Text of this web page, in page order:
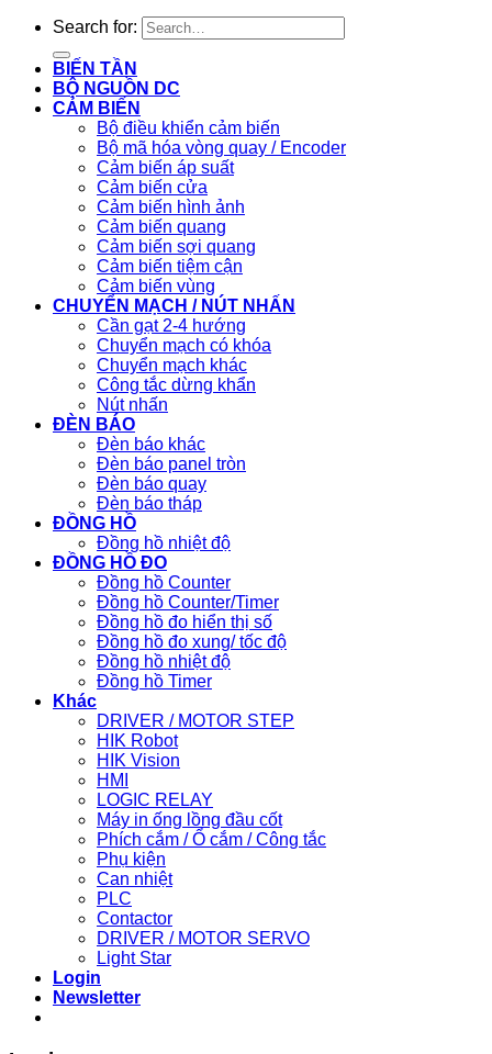
Search for:
BIẾN TẦN
BỘ NGUỒN DC
CẢM BIẾN
Bộ điều khiển cảm biến
Bộ mã hóa vòng quay / Encoder
Cảm biến áp suất
Cảm biến cửa
Cảm biến hình ảnh
Cảm biến quang
Cảm biến sợi quang
Cảm biến tiệm cận
Cảm biến vùng
CHUYỂN MẠCH / NÚT NHẤN
Cần gạt 2-4 hướng
Chuyển mạch có khóa
Chuyển mạch khác
Công tắc dừng khẩn
Nút nhấn
ĐÈN BÁO
Đèn báo khác
Đèn báo panel tròn
Đèn báo quay
Đèn báo tháp
ĐỒNG HỒ
Đồng hồ nhiệt độ
ĐỒNG HỒ ĐO
Đồng hồ Counter
Đồng hồ Counter/Timer
Đồng hồ đo hiển thị số
Đồng hồ đo xung/ tốc độ
Đồng hồ nhiệt độ
Đồng hồ Timer
Khác
DRIVER / MOTOR STEP
HIK Robot
HIK Vision
HMI
LOGIC RELAY
Máy in ống lồng đầu cốt
Phích cắm / Ổ cắm / Công tắc
Phụ kiện
Can nhiệt
PLC
Contactor
DRIVER / MOTOR SERVO
Light Star
Login
Newsletter